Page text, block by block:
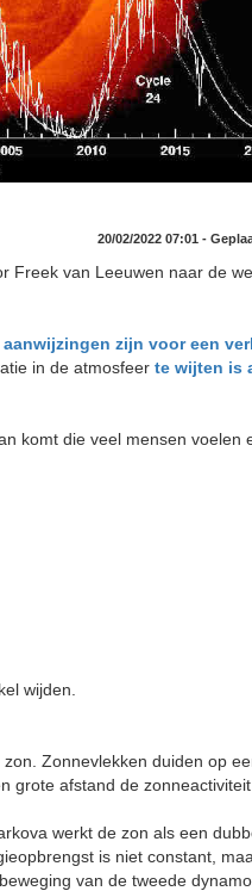
20/02/2022 07:01 -
Freek van Leeuwen naar de
aanwijzingen zijn voor een
in de atmosfeer te wijten is
komt die veel mensen voelen
wijden.
Zonnevlekken duiden op
grote afstand de zonneactiviteit
werkt de zon als een
is niet constant,
van de tweede